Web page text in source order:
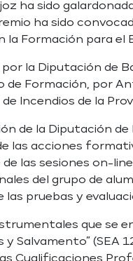
ha sido
ha sido
la Formación para
la Diputación de
de Formación, por
Incendios de la
de la Diputación
las acciones
las sesiones on-
del grupo de
las pruebas y
que se
Salvamento” (SEA